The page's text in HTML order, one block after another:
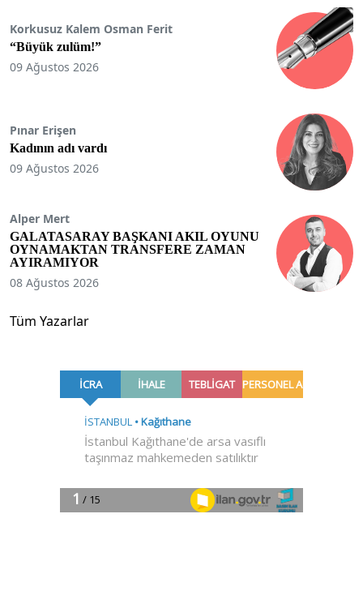
Korkusuz Kalem Osman Ferit
“Büyük zulüm!”
09 Ağustos 2026
Pınar Erişen
Kadının adı vardı
09 Ağustos 2026
Alper Mert
GALATASARAY BAŞKANI AKIL OYUNU
OYNAMAKTAN TRANSFERE ZAMAN
AYIRAMIYOR
08 Ağustos 2026
Tüm Yazarlar